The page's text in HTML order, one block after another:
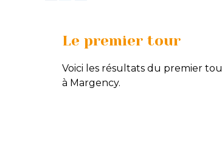
Le premier tour
Voici les résultats du premier
à Margency.